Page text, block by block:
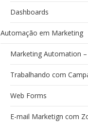
Dashboards
Automação em Marketing
Marketing Automation –
Trabalhando com
Web Forms
E-mail Marketign com